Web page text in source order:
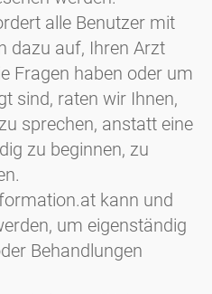
alle Benutzer mit
dazu auf, Ihren Arzt
Fragen haben oder um
sind, raten wir Ihnen,
sprechen, anstatt eine
zu beginnen, zu
kann und
um eigenständig
Behandlungen